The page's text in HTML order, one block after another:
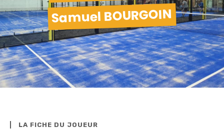
Samuel BOURGOIN
LA FICHE DU JOUEUR